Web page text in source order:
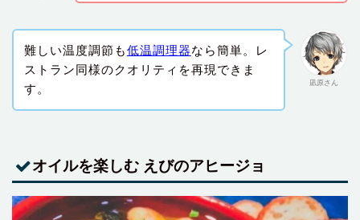
凪原さん
難しい温度調節も低温調理器なら簡単。レ
ストラン同様のクオリティを再現できま
す。
オイルを楽しむ えびのアヒージョ